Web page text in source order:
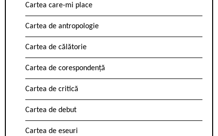
Cartea care-mi place
Cartea de antropologie
Cartea de călătorie
Cartea de corespondență
Cartea de critică
Cartea de debut
Cartea de eseuri